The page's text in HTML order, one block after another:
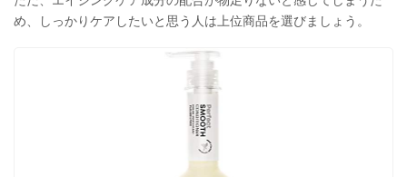
め、しっかりケアしたいと思う人は上位商品を選びましょう。